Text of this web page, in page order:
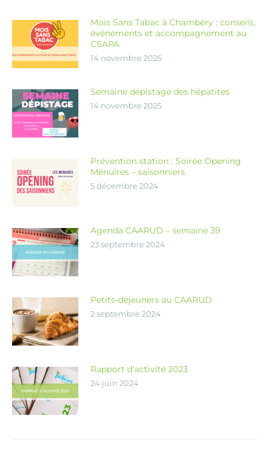
Mois Sans Tabac à Chambéry : conseils,
événements et accompagnement au
CSAPA
14 novembre 2025
Semaine dépistage des hépatites
14 novembre 2025
Prévention station : Soirée Opening
Ménuires – saisonniers
5 décembre 2024
Agenda CAARUD – semaine 39
23 septembre 2024
Petits-déjeuners au CAARUD
2 septembre 2024
Rapport d’activité 2023
24 juin 2024